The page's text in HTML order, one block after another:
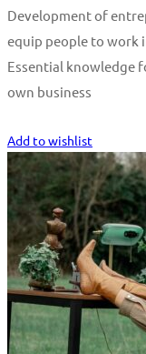
Development of
equip people to work
Essential knowledge
own business
Add to wishlist